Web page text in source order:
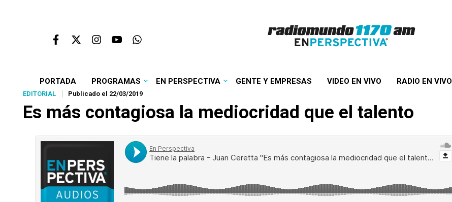
PORTADA PROGRAMAS EN PERSPECTIVA GENTE Y EMPRESAS VIDEO EN VIVO RADIO EN VIVO
EDITORIAL Publicado el 22/03/2019
Es más contagiosa la mediocridad que el talento